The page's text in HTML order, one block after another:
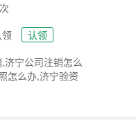
认领
济宁公司注销怎么
怎么办,济宁验资